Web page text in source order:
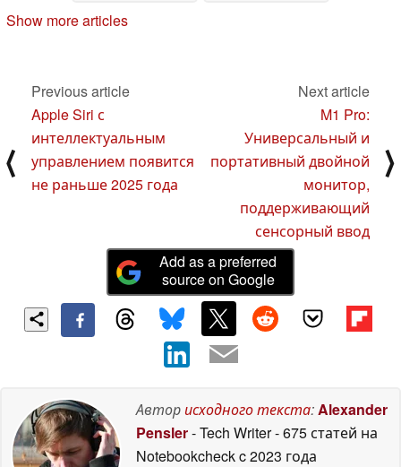
Show more articles
⟨
Previous article
Apple Siri с
интеллектуальным
управлением появится
не раньше 2025 года
Next article
M1 Pro:
Универсальный и
портативный двойной
монитор,
поддерживающий
сенсорный ввод
⟩
Add as a preferred
source on Google
Авторисходного текста:Alexander
Pensler- Tech Writer- 675 статей на
Notebookcheckc 2023 года